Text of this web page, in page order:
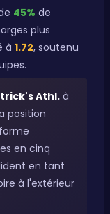
45% de
plus
à 1.72, soutenu
Athl. à
position
en cinq
en tant
à l'extérieur